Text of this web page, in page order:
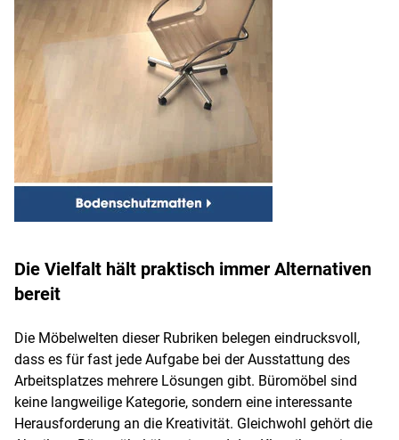
Die Vielfalt hält praktisch immer Alternativen
bereit
Die Möbelwelten dieser Rubriken belegen eindrucksvoll,
dass es für fast jede Aufgabe bei der Ausstattung des
Arbeitsplatzes mehrere Lösungen gibt. Büromöbel sind
keine langweilige Kategorie, sondern eine interessante
Herausforderung an die Kreativität. Gleichwohl gehört die